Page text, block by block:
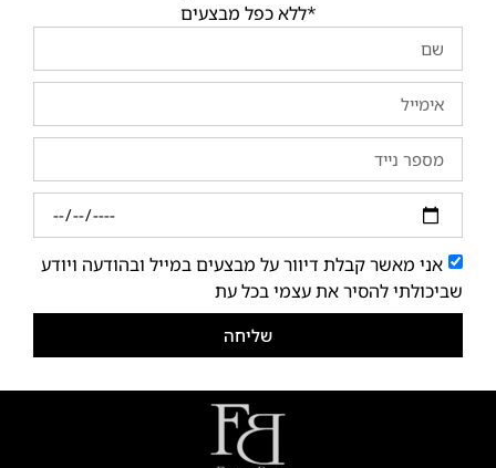
*ללא כפל מבצעים
אני מאשר קבלת דיוור על מבצעים במייל ובהודעה ויודע
שביכולתי להסיר את עצמי בכל עת
שליחה